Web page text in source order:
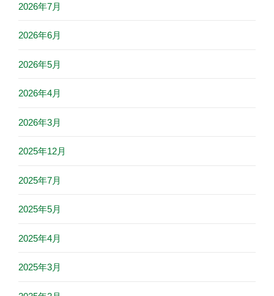
2026年7月
2026年6月
2026年5月
2026年4月
2026年3月
2025年12月
2025年7月
2025年5月
2025年4月
2025年3月